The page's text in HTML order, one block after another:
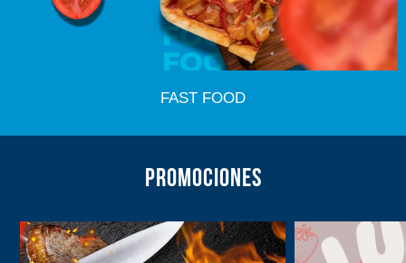
FAST FOOD
PROMOCIONES